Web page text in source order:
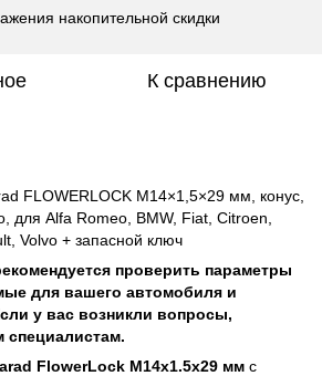
накопительной скидки
К сравнению
FLOWERLOCK M14×1,5×29 мм, конус,
для Alfa Romeo, BMW, Fiat, Citroen,
Volvo + запасной ключ
проверить параметры
для вашего автомобиля и
у вас возникли вопросы,
специалистам.
FlowerLock M14x1.5x29 мм с